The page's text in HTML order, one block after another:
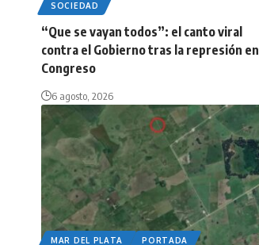
SOCIEDAD
“Que se vayan todos”: el canto viral
contra el Gobierno tras la represión en
Congreso
6 agosto, 2026
MAR DEL PLATA PORTADA